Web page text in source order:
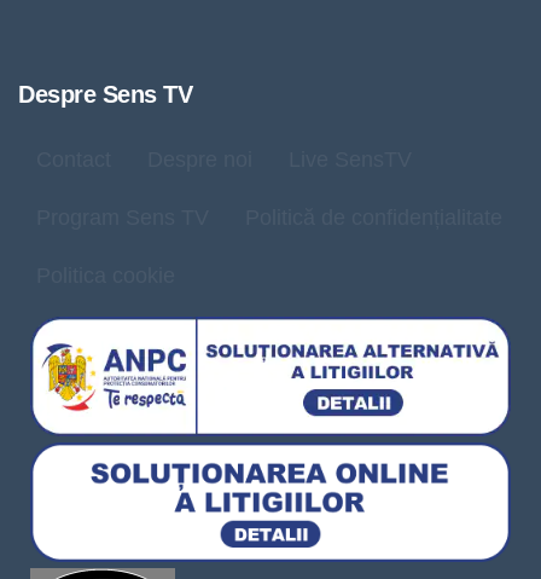
Despre Sens TV